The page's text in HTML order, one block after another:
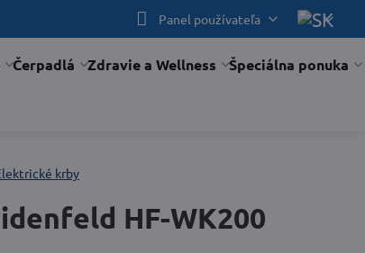
Panel používateľa
Čerpadlá Zdravie a Wellness Špeciálna ponuka
krby
HF-WK200